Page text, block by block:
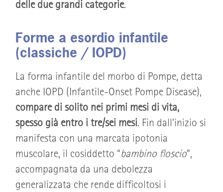
delle due grandi categorie.
Forme a esordio infantile
(classiche / IOPD)
La forma infantile del morbo di Pompe, detta
anche IOPD (Infantile-Onset Pompe Disease),
compare di solito nei primi mesi di vita,
spesso già entro i tre/sei mesi. Fin dall’inizio si
manifesta con una marcata ipotonia
muscolare, il cosiddetto “bambino floscio”,
accompagnata da una debolezza
generalizzata che rende difficoltosi i